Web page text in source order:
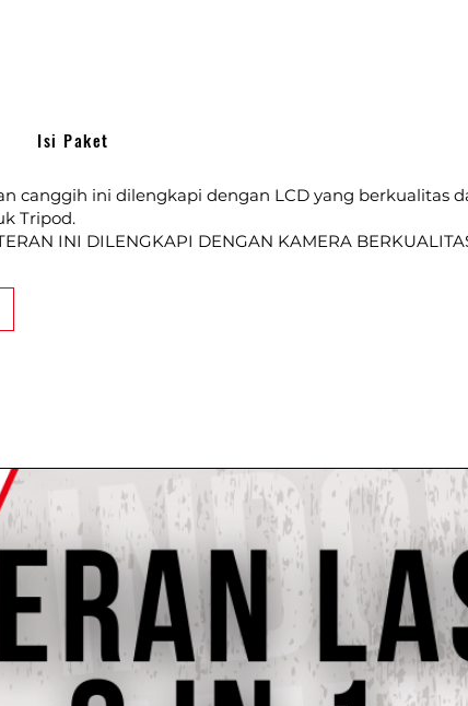
Isi Paket
canggih ini dilengkapi dengan LCD yang berkualitas
Tripod.
INI DILENGKAPI DENGAN KAMERA